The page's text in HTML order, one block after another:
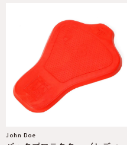
John Doe